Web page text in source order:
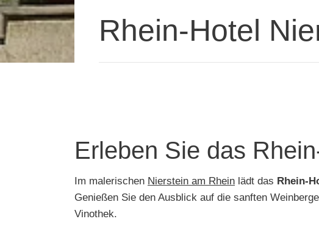
Rhein-Hotel
Erleben Sie das
Im malerischen Nierstein am Rhein lädt das Rhein-
Genießen Sie den Ausblick auf die sanften
Vinothek.